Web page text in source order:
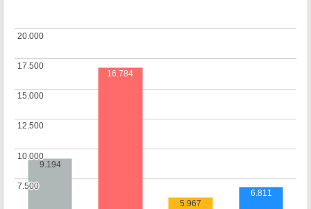
7.500
7.500
10.000
10.000
12.500
12.500
15.000
15.000
17.500
17.500
20.000
20.000
9.194
16.784
5.967
6.811